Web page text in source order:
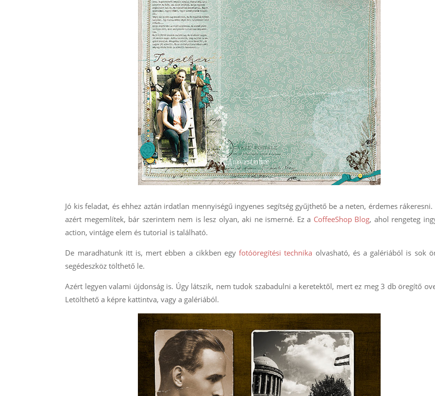
Jó kis feladat, és ehhez aztán irdatlan mennyiségű ingyenes segítség gyűjthető be a neten, érdemes rákeresni.
azért megemlítek, bár szerintem nem is lesz olyan, aki ne ismerné. Ez a CoffeeShop Blog, ahol rengeteg
action, vintáge elem és tutorial is található.
De maradhatunk itt is, mert ebben a cikkben egyfotóöregítési technika olvasható, és a galériából is sok
segédeszköz tölthető le.
Azért legyen valami újdonság is. Úgy látszik, nem tudok szabadulni a keretektől, mert ez meg 3 db öregítő
Letölthető a képre kattintva, vagy a galériából.